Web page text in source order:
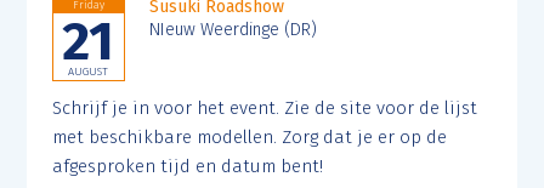
Friday
21
AUGUST
Susuki Roadshow
NIeuw Weerdinge (DR)
Schrijf je in voor het event. Zie de site voor de lijst
met beschikbare modellen. Zorg dat je er op de
afgesproken tijd en datum bent!